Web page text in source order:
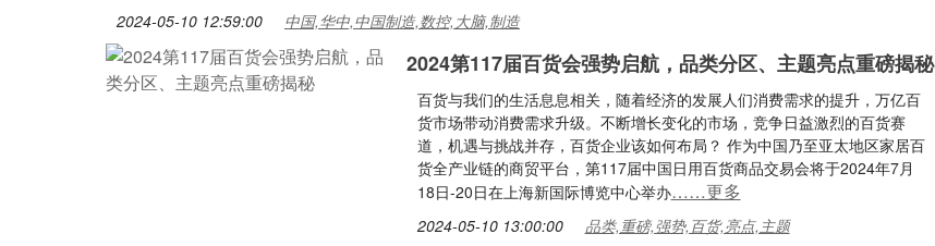
2024-05-10 12:59:00 中国,华中,中国制造,数控,大脑,制造
2024第117届百货会强势启航，品类分区、主题亮点重磅揭秘
百货与我们的生活息息相关，随着经济的发展人们消费需求的提升，万亿百
货市场带动消费需求升级。不断增长变化的市场，竞争日益激烈的百货赛
道，机遇与挑战并存，百货企业该如何布局？ 作为中国乃至亚太地区家居百
货全产业链的商贸平台，第117届中国日用百货商品交易会将于2024年7月
18日-20日在上海新国际博览中心举办……更多
2024-05-10 13:00:00 品类,重磅,强势,百货,亮点,主题